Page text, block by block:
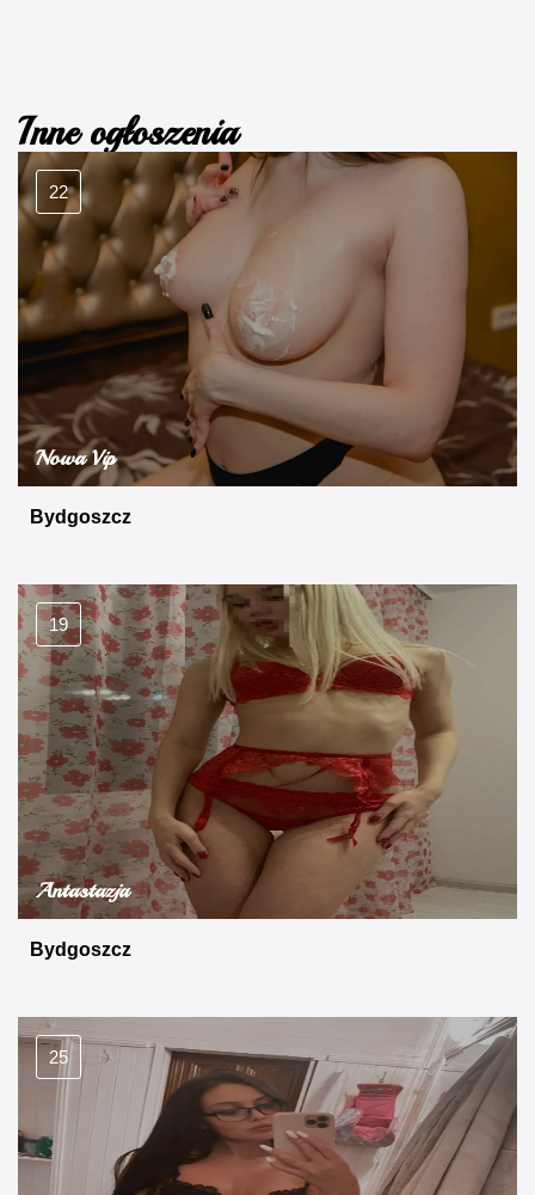
Inne ogłoszenia
22
Nowa Vip
Bydgoszcz
19
Antastazja
Bydgoszcz
25